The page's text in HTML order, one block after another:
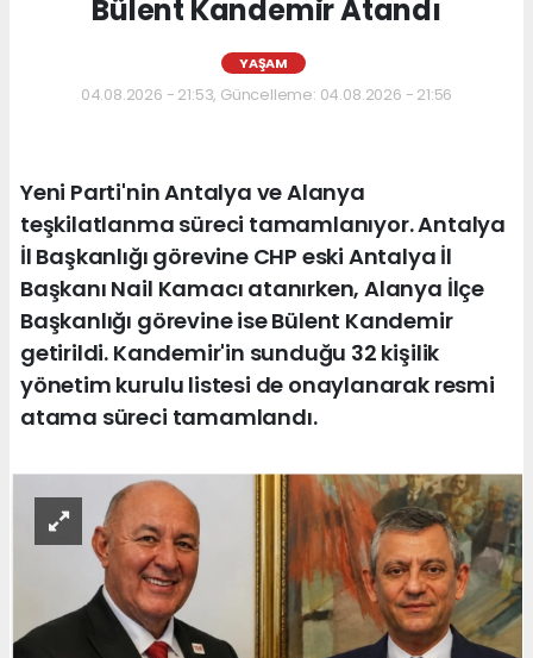
Bülent Kandemir Atandı
YAŞAM
04.08.2026 - 21:53, Güncelleme: 04.08.2026 - 21:56
Yeni Parti'nin Antalya ve Alanya
teşkilatlanma süreci tamamlanıyor. Antalya
İl Başkanlığı görevine CHP eski Antalya İl
Başkanı Nail Kamacı atanırken, Alanya İlçe
Başkanlığı görevine ise Bülent Kandemir
getirildi. Kandemir'in sunduğu 32 kişilik
yönetim kurulu listesi de onaylanarak resmi
atama süreci tamamlandı.